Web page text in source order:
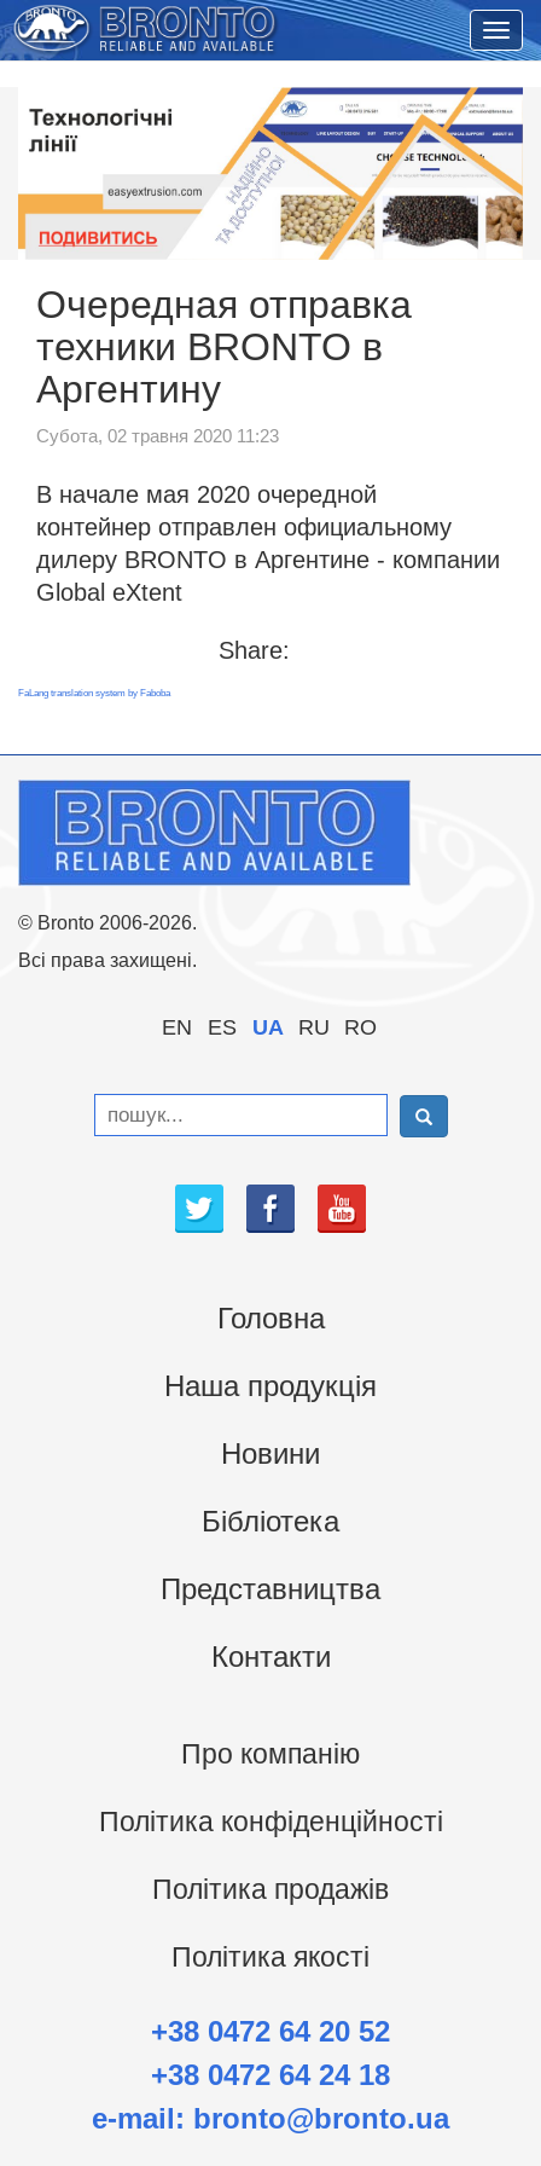
Очередная отправка
техники BRONTO в
Аргентину
Субота, 02 травня 2020 11:23
В начале мая 2020 очередной
контейнер отправлен официальному
дилеру BRONTO в Аргентине - компании
Global eXtent
Share:
FaLang translation system by Faboba
© Bronto 2006-2026.
Всі права захищені.
EN ES UA RU RO
Головна
Наша продукція
Новини
Бібліотека
Представництва
Контакти
Про компанію
Політика конфіденційності
Політика продажів
Політика якості
+38 0472 64 20 52
+38 0472 64 24 18
e-mail: bronto@bronto.ua